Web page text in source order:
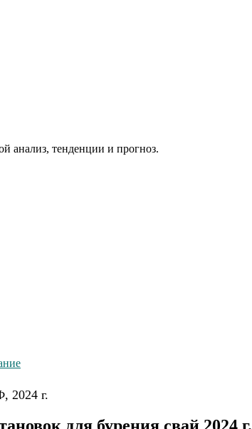
анализ, тенденции и прогноз.
2024 г.